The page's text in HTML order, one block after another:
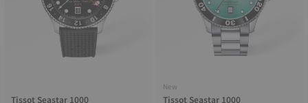
Tissot Seastar 1000
New
Tissot Seastar 1000